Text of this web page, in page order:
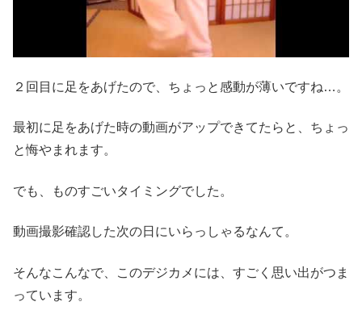
２回目に足をあげたので、ちょっと感動が薄いですね…。
最初に足をあげた時の動画がアップできてたらと、ちょっ
と悔やまれます。
でも、ものすごいタイミングでした。
動画撮影確認した次の日にいらっしゃるなんて。
そんなこんなで、このデジカメには、すごく思い出がつま
っています。